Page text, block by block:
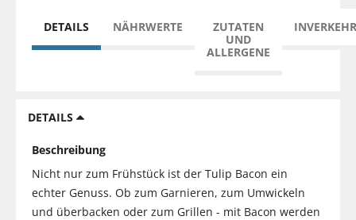
DETAILS NÄHRWERTE
ZUTATEN
UND
ALLERGENE
DETAILS
Beschreibung
Nicht nur zum Frühstück ist der Tulip Bacon ein
echter Genuss. Ob zum Garnieren, zum Umwickeln
und überbacken oder zum Grillen - mit Bacon werden